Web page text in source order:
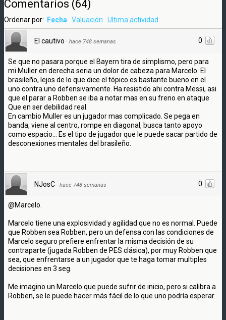
Comentarios (64)
Ordenar por: Fecha Valuación Ultima actividad
0
El cautivo · hace 748 semanas
Se que no pasara porque el Bayern tira de simplismo, pero para
mi Muller en derecha seria un dolor de cabeza para Marcelo. El
brasileño, lejos de lo que dice el tópico es bastante bueno en el
uno contra uno defensivamente. Ha resistido ahi contra Messi, asi
que el parar a Robben se iba a notar mas en su freno en ataque
Que en ser debilidad real.
En cambio Muller es un jugador mas complicado. Se pega en
banda, viene al centro, rompe en diagonal, busca tanto apoyo
como espacio... Es el tipo de jugador que le puede sacar partido de
desconexiones mentales del brasileño.
0
NJosC · hace 748 semanas
@Marcelo.
Marcelo tiene una explosividad y agilidad que no es normal. Puede
que Robben sea Robben, pero un defensa con las condiciones de
Marcelo seguro prefiere enfrentar la misma decisión de su
contraparte (jugada Robben de PES clásica), por muy Robben que
sea, que enfrentarse a un jugador que te haga tomar multiples
decisiones en 3 seg.
Me imagino un Marcelo que puede sufrir de inicio, pero si calibra a
Robben, se le puede hacer más fácil de lo que uno podría esperar.